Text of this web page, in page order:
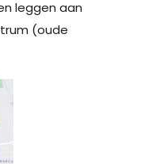
leggen aan
(oude